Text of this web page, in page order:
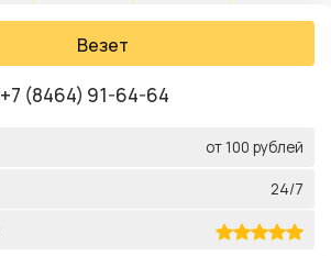
Везет
+7 (8464) 91-64-64
от 100 рублей
24/7